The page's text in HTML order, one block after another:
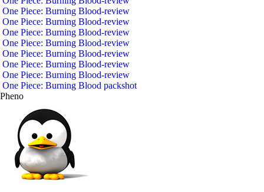
One Piece: Burning Blood-review
One Piece: Burning Blood-review
One Piece: Burning Blood-review
One Piece: Burning Blood-review
One Piece: Burning Blood-review
One Piece: Burning Blood-review
One Piece: Burning Blood-review
One Piece: Burning Blood packshot
Pheno